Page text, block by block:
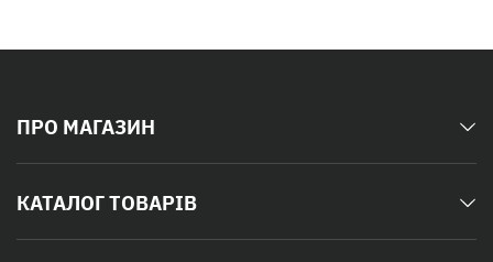
ПРО МАГАЗИН
КАТАЛОГ ТОВАРІВ